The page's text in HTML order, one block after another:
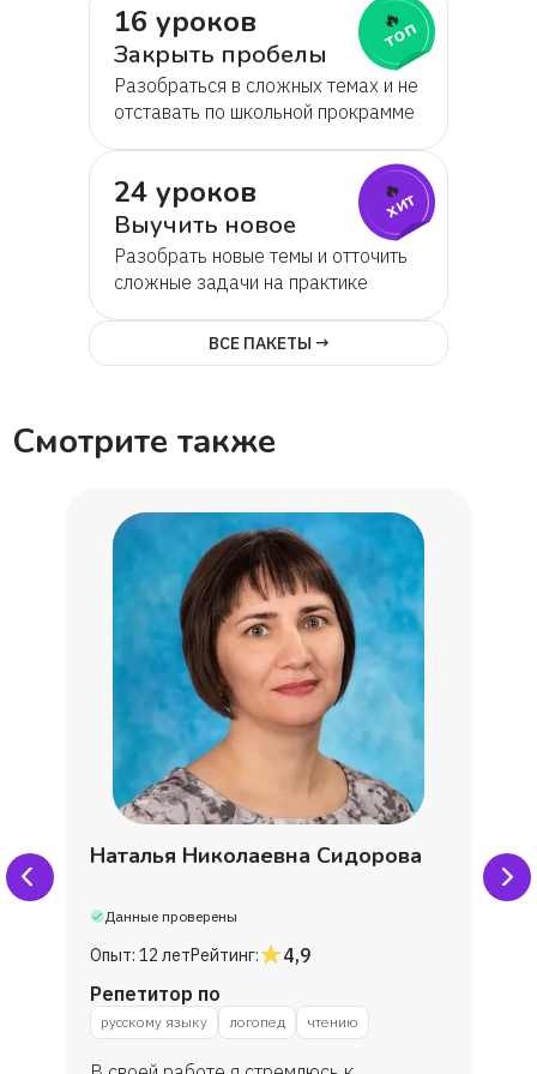
16 уроков
Закрыть пробелы
Разобраться в сложных темах и не
отставать по школьной прокрамме
🔥
топ
24 уроков
Выучить новое
Разобрать новые темы и отточить
сложные задачи на практике
🔥
хит
ВСЕ ПАКЕТЫ →
Смотрите также
Наталья Николаевна Сидорова
Данные проверены
Опыт: 12 летРейтинг:
4,9
Репетитор по
русскому языку логопед чтению